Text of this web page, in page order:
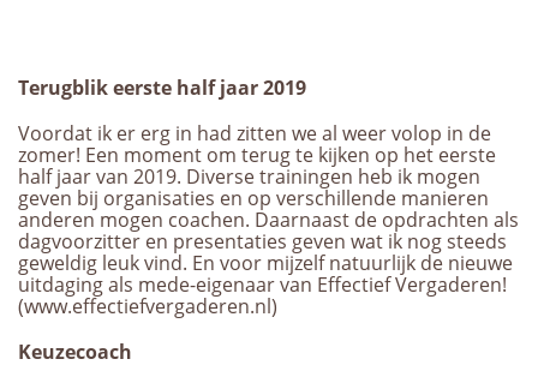
Terugblik eerste half jaar 2019
Voordat ik er erg in had zitten we al weer volop in de
zomer! Een moment om terug te kijken op het eerste
half jaar van 2019. Diverse trainingen heb ik mogen
geven bij organisaties en op verschillende manieren
anderen mogen coachen. Daarnaast de opdrachten als
dagvoorzitter en presentaties geven wat ik nog steeds
geweldig leuk vind. En voor mijzelf natuurlijk de nieuwe
uitdaging als mede-eigenaar van Effectief Vergaderen!
(www.effectiefvergaderen.nl)
Keuzecoach